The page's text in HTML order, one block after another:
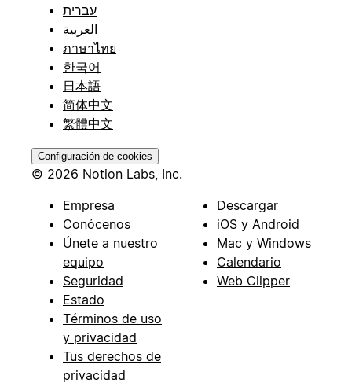
עברית
العربية
ภาษาไทย
한국어
日本語
简体中文
繁體中文
Configuración de cookies
© 2026 Notion Labs, Inc.
Empresa
Conócenos
Únete a nuestro
equipo
Seguridad
Estado
Términos de uso
y privacidad
Tus derechos de
privacidad
Descargar
iOS y Android
Mac y Windows
Calendario
Web Clipper